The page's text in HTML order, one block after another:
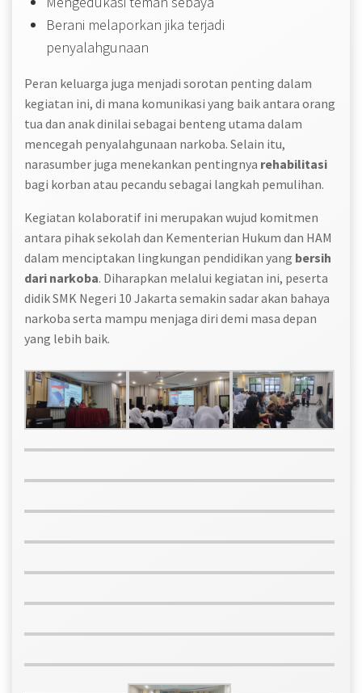
Berani melaporkan jika terjadi
penyalahgunaan
Peran keluarga juga menjadi sorotan penting dalam
kegiatan ini, di mana komunikasi yang baik antara orang
tua dan anak dinilai sebagai benteng utama dalam
mencegah penyalahgunaan narkoba. Selain itu,
narasumber juga menekankan pentingnya rehabilitasi
bagi korban atau pecandu sebagai langkah pemulihan.
Kegiatan kolaboratif ini merupakan wujud komitmen
antara pihak sekolah dan Kementerian Hukum dan HAM
dalam menciptakan lingkungan pendidikan yang bersih
dari narkoba. Diharapkan melalui kegiatan ini, peserta
didik SMK Negeri 10 Jakarta semakin sadar akan bahaya
narkoba serta mampu menjaga diri demi masa depan
yang lebih baik.